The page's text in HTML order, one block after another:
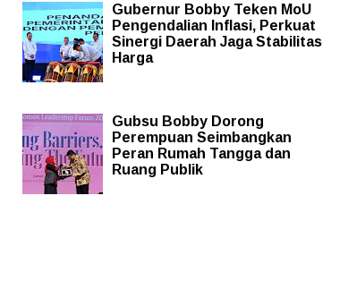
Gubernur Bobby Teken MoU
Pengendalian Inflasi, Perkuat
Sinergi Daerah Jaga Stabilitas
Harga
Gubsu Bobby Dorong
Perempuan Seimbangkan
Peran Rumah Tangga dan
Ruang Publik